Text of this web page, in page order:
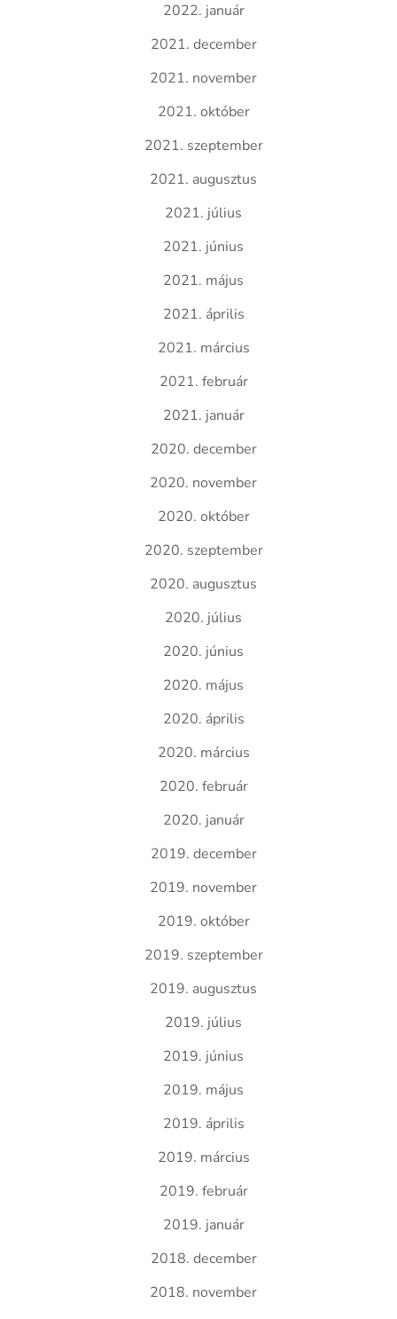
2022. január
2021. december
2021. november
2021. október
2021. szeptember
2021. augusztus
2021. július
2021. június
2021. május
2021. április
2021. március
2021. február
2021. január
2020. december
2020. november
2020. október
2020. szeptember
2020. augusztus
2020. július
2020. június
2020. május
2020. április
2020. március
2020. február
2020. január
2019. december
2019. november
2019. október
2019. szeptember
2019. augusztus
2019. július
2019. június
2019. május
2019. április
2019. március
2019. február
2019. január
2018. december
2018. november